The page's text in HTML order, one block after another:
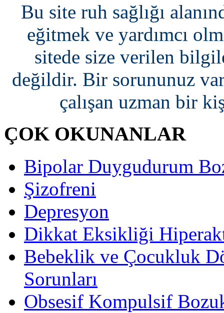
Bu site ruh sağlığı
eğitmek ve yardımcı
sitede size verilen
değildir. Bir sorununuz
çalışan uzman bir
ÇOK OKUNANLAR
Bipolar Duygudurum
Şizofreni
Depresyon
Dikkat Eksikliği
Bebeklik ve Çocukluk
Sorunları
Obsesif Kompulsif